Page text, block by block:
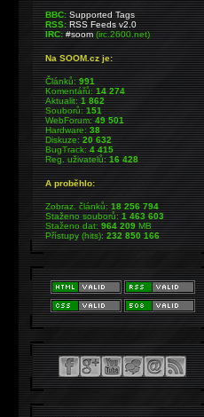
BBC: Supported Tags
RSS: RSS Feeds v2.0
IRC: #soom(irc.2600.net)
Na SOOM.cz je:
Článků:991
Komentářů:14 274
Aktualit:1 862
Souborů:151
WebForum:49 501
Hardware:38
Diskuze:20 632
BugTrack:4 415
Reg. uživatelů:16 428
A proběhlo:
Zobraz. článků:18 256 794
Staženo souborů:1 463 603
Staženo dat:964 209MB
Přístupy (hits):232 850 166